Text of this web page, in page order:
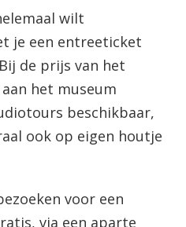
wilt
je een entreeticket
de prijs van het
het museum
beschikbaar,
ook op eigen houtje
voor een
via een aparte